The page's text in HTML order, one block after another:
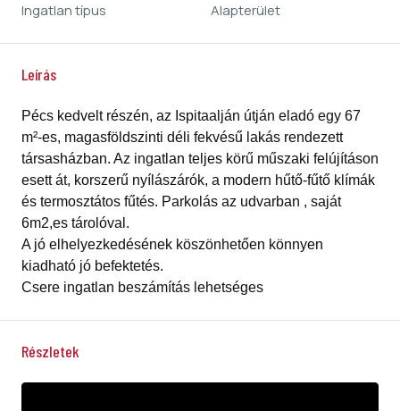
Ingatlan típus
Alapterület
Leírás
Pécs kedvelt részén, az Ispitaalján útján eladó egy 67
m²-es, magasföldszinti déli fekvésű lakás rendezett
társasházban. Az ingatlan teljes körű műszaki felújításon
esett át, korszerű nyílászárók, a modern hűtő-fűtő klímák
és termosztátos fűtés. Parkolás az udvarban , saját
6m2,es tárolóval.
A jó elhelyezkedésének köszönhetően könnyen
kiadható jó befektetés.
Csere ingatlan beszámítás lehetséges
Részletek